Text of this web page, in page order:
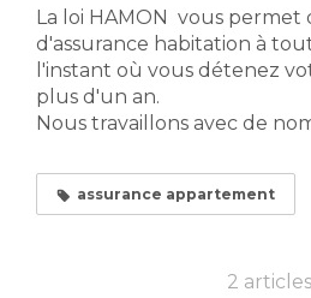
La loi HAMON vous permet
d'assurance habitation à
l'instant où vous détenez
plus d'un an.
Nous travaillons avec de
assurance appartement
2 articles